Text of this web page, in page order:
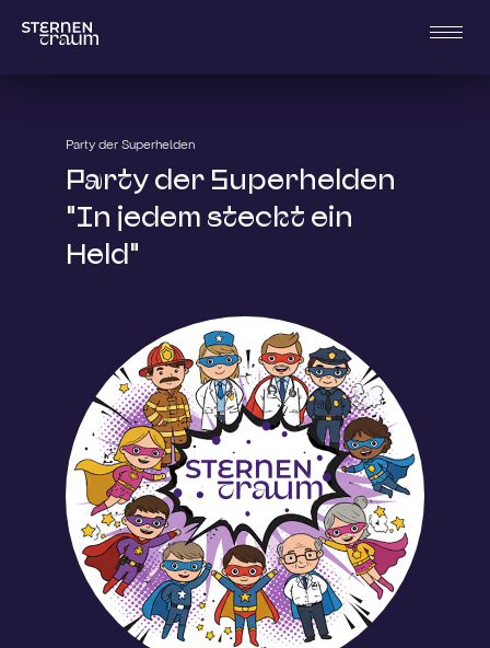
Party der Superhelden
Party der Superhelden
"In jedem steckt ein
Held"